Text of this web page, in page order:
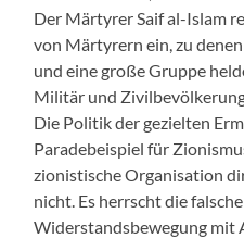
Der Märtyrer Saif al-Islam
von Märtyrern ein, zu
und eine große Gruppe
Militär und Zivilbevölkerung
Die Politik der gezielten
Paradebeispiel für
zionistische Organisation
nicht. Es herrscht die
Widerstandsbewegung mit